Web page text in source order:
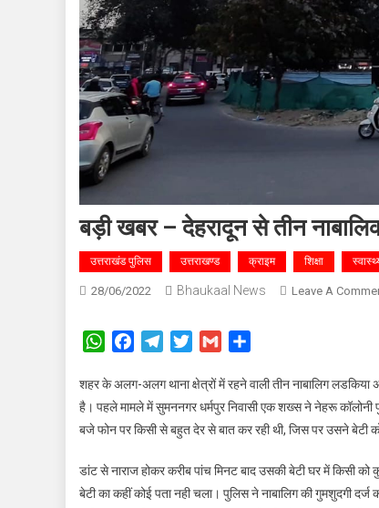
बड़ी खबर – देहरादून से तीन
उत्तराखंड पुलिस उत्तराखण्ड क्राइम शिक्षा
28/06/2022 Bhaukaal News Leave A
WhatsAppFacebookTelegramTwitterGmail
शहर के अलग-अलग थाना क्षेत्रों में रहने वाली तीन नाबालिग
है। पहले मामले में सुमननगर धर्मपुर निवासी एक शख्स ने नेहरू कॉलोनी
बजे फोन पर किसी से बहुत देर से बात कर रही थी, जिस पर उसने बेटी
डांट से नाराज होकर करीब पांच मिनट बाद उसकी बेटी घर में
बेटी का कहीं कोई पता नही चला। पुलिस ने नाबालिग की गुमशुदगी